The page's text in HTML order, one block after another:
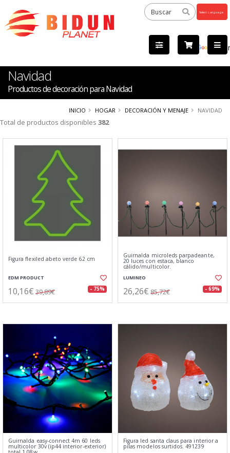
by
Navidad
Productos de decoración para Navidad
INICIO HOGAR DECORACIÓN Y MENAJE NAVIDAD
Total de productos disponibles 382
Figura flexiled abeto verde 62 cm
EDM PRODUCT
10,16€ 39,89€ - 75%
Guirnalda microleds parpadeante,
20 luces con estaca, blanco
cálido/multicolor.
LUMINEO
26,26€ 85,72€ - 69%
Guirnalda easy-connect 4m 60 leds
multicolor 30v (ip44 interior-exterior)
Figura led santa claus para interior a
pilas modelos surtidos. 491239